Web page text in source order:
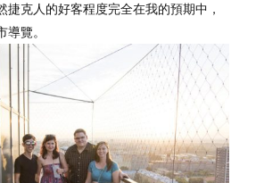
捷克人的好客程度完全在我的預期中，
覽。